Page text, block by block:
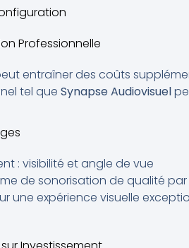
Professionnelle
entraîner des coûts
tel que Synapse Audiovisuel
: visibilité et angle de vue
de sonorisation de qualité
une expérience visuelle